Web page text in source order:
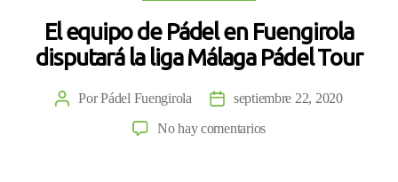
El equipo de Pádel en Fuengirola
disputará la liga Málaga Pádel Tour
Autor
PorPádel Fuengirola
Fechaseptiembre 22, 2020
No hay comentariosen